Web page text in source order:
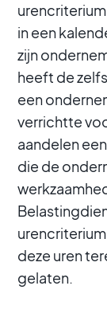
in een
zijn
heeft de
een
verrichtte
aandelen
die de
deze uren
gelaten.